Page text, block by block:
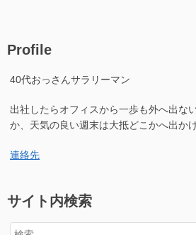
そ
1
に
Profile
40代おっさんサラリーマン
出社したらオフィスから一歩も外へ出な
か、天気の良い週末は大抵どこかへ出か
連絡先
サイト内検索
検